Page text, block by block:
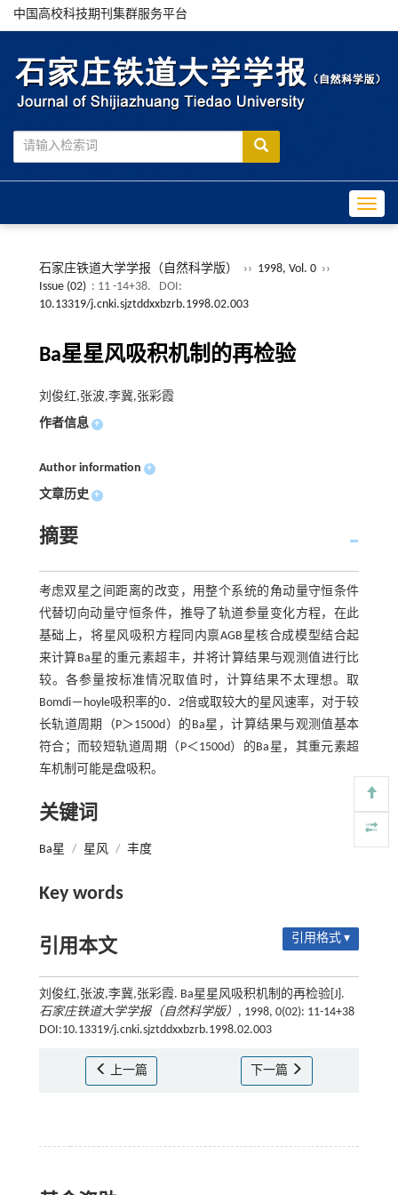
中国高校科技期刊集群服务平台
石家庄铁道大学学报（自然科学版） ›› 1998, Vol. 0 ››
Issue (02) : 11 -14+38.
DOI:
10.13319/j.cnki.sjztddxxbzrb.1998.02.003
Ba星星风吸积机制的再检验
刘俊红,张波,李冀,张彩霞
作者信息 +
Author information +
文章历史 +
摘要
考虑双星之间距离的改变，用整个系统的角动量守恒条件
代替切向动量守恒条件，推导了轨道参量变化方程，在此
基础上，将星风吸积方程同内禀AGB星核合成模型结合起
来计算Ba星的重元素超丰，并将计算结果与观测值进行比
较。各参量按标准情况取值时，计算结果不太理想。取
Bomdi－hoyle吸积率的0．2倍或取较大的星风速率，对于较
长轨道周期（P＞1500d）的Ba星，计算结果与观测值基本
符合；而较短轨道周期（P＜1500d）的Ba星，其重元素超
车机制可能是盘吸积。
关键词
Ba星 / 星风 / 丰度
Key words
引用本文 引用格式 ▾
刘俊红,张波,李冀,张彩霞. Ba星星风吸积机制的再检验[J].
石家庄铁道大学学报（自然科学版） , 1998, 0(02): 11-14+38
DOI:10.13319/j.cnki.sjztddxxbzrb.1998.02.003
上一篇 下一篇